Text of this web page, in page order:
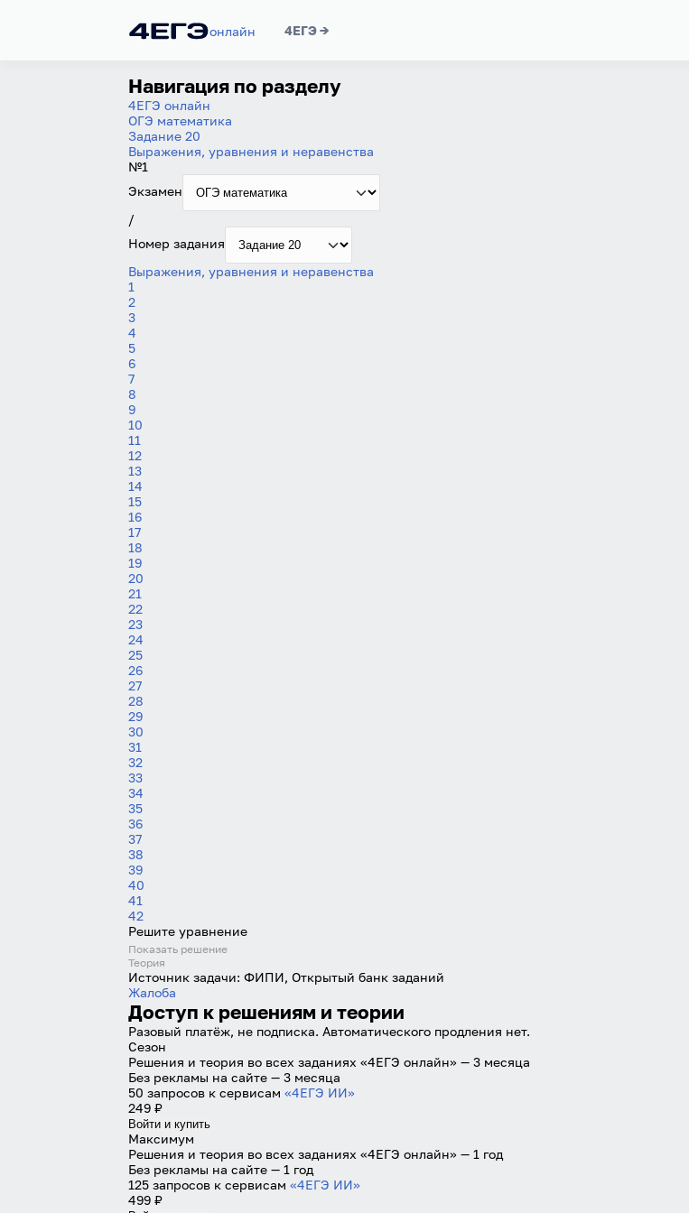
онлайн 4ЕГЭ →
Навигация по разделу
4ЕГЭ онлайн
ОГЭ математика
Задание 20
Выражения, уравнения и неравенства
№1
Экзамен
/
Номер задания
Выражения, уравнения и неравенства
1
2
3
4
5
6
7
8
9
10
11
12
13
14
15
16
17
18
19
20
21
22
23
24
25
26
27
28
29
30
31
32
33
34
35
36
37
38
39
40
41
42
Решите уравнение
Показать решение
Теория
Источник задачи: ФИПИ, Открытый банк заданий
Жалоба
Доступ к решениям и теории
Разовый платёж, не подписка. Автоматического продления нет.
Сезон
Решения и теория во всех заданиях «4ЕГЭ онлайн» — 3 месяца
Без рекламы на сайте — 3 месяца
50 запросов к сервисам «4ЕГЭ ИИ»
249 ₽
Войти и купить
Максимум
Решения и теория во всех заданиях «4ЕГЭ онлайн» — 1 год
Без рекламы на сайте — 1 год
125 запросов к сервисам «4ЕГЭ ИИ»
499 ₽